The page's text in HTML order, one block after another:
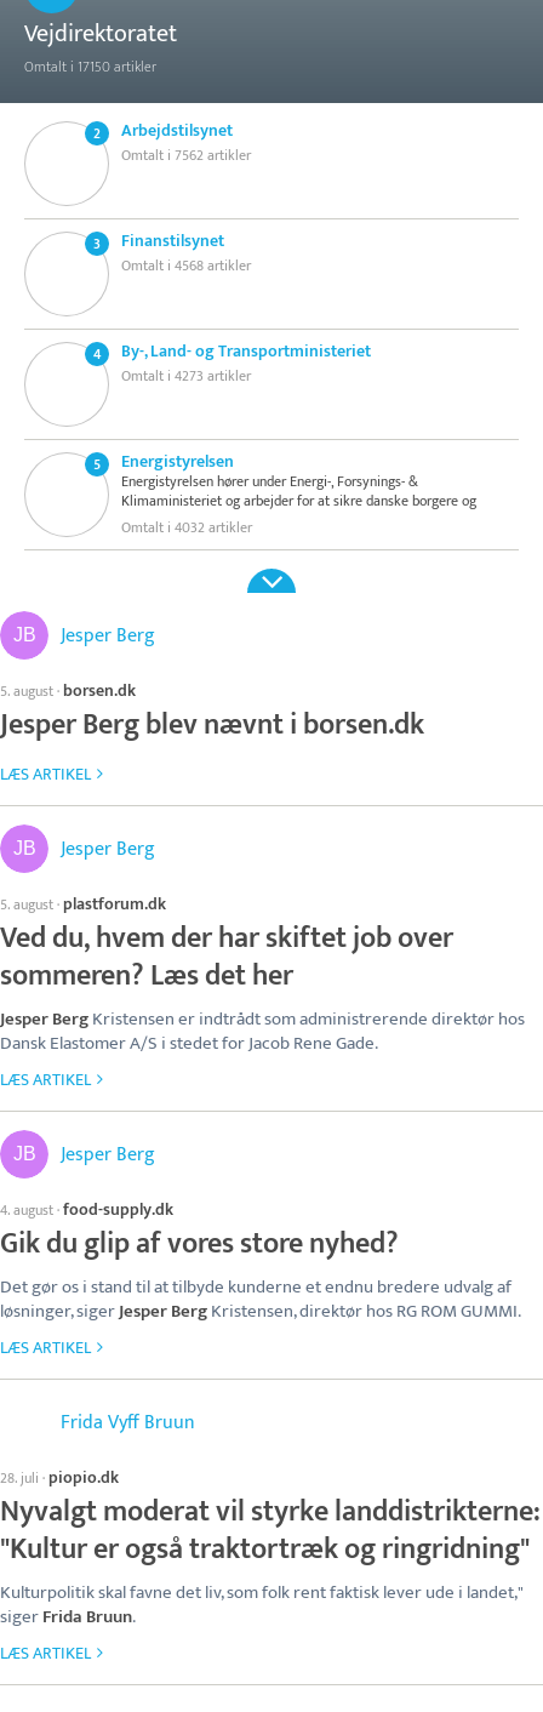
Vejdirektoratet
Omtalt i 17150 artikler
2 Arbejdstilsynet
Omtalt i 7562 artikler
3 Finanstilsynet
Omtalt i 4568 artikler
4 By-, Land- og Transportministeriet
Omtalt i 4273 artikler
5 Energistyrelsen
Energistyrelsen hører under Energi-, Forsynings- &
Klimaministeriet og arbejder for at sikre danske borgere og
virksomheder en omkostningseffektiv, god og stabil forsyning af
el, gas, varme, vand og telekommunikation samt håndtering af
medarbejdere og direktør er Kristoffer Böttzauw.
Omtalt i 4032 artikler
Jesper Berg
5. august· borsen.dk
Jesper Berg blev nævnt i borsen.dk
LÆS ARTIKEL
Jesper Berg
5. august·plastforum.dk
Ved du, hvem der har skiftet job over
sommeren? Læs det her
Jesper BergKristensen er indtrådt som administrerende direktør hos
Dansk Elastomer A/S i stedet for Jacob Rene Gade.
LÆS ARTIKEL
Jesper Berg
4. august·food-supply.dk
Gik du glip af vores store nyhed?
Det gør os i stand til at tilbyde kunderne et endnu bredere udvalg af
løsninger, sigerJesper BergKristensen, direktør hos RG ROM GUMMI.
LÆS ARTIKEL
Frida Vyff Bruun
28. juli ·piopio.dk
Nyvalgt moderat vil styrke landdistrikterne:
"Kultur er også traktortræk og ringridning"
Kulturpolitik skal favne det liv, som folk rent faktisk lever ude i landet,"
sigerFrida Bruun.
LÆS ARTIKEL